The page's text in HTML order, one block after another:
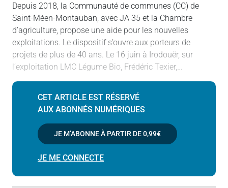
Depuis 2018, la Communauté de communes (CC) de
Saint-Méen-Montauban, avec JA 35 et la Chambre
d’agriculture, propose une aide pour les nouvelles
exploitations. Le dispositif s’ouvre aux porteurs de
projets de plus de 40 ans. Le 16 juin à Irodouër, sur
l’exploitation LMC Légume Bio, Frédéric Texier,…
CET ARTICLE EST RÉSERVÉ
AUX ABONNÉS NUMÉRIQUES
JE M’ABONNE À PARTIR DE0,99€
JE ME CONNECTE